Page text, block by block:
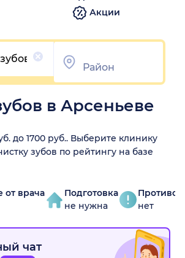
Акции
в Арсеньеве
до 1700 руб.. Выберите клинику
зубов по рейтингу на базе
от врача
Подготовка
не нужна
нет
чат